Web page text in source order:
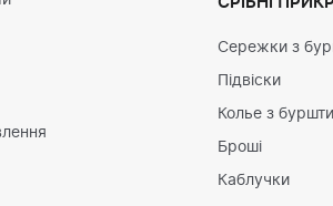
Сережки з
Підвіски
Колье з
Броші
Каблучки